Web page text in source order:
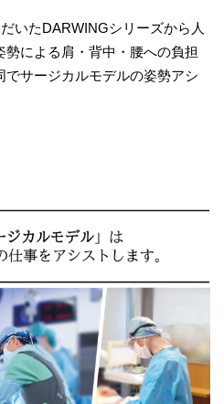
いたDARWINGシリーズから人
による肩・背中・腰への負担
でサージカルモデルの姿勢アシ